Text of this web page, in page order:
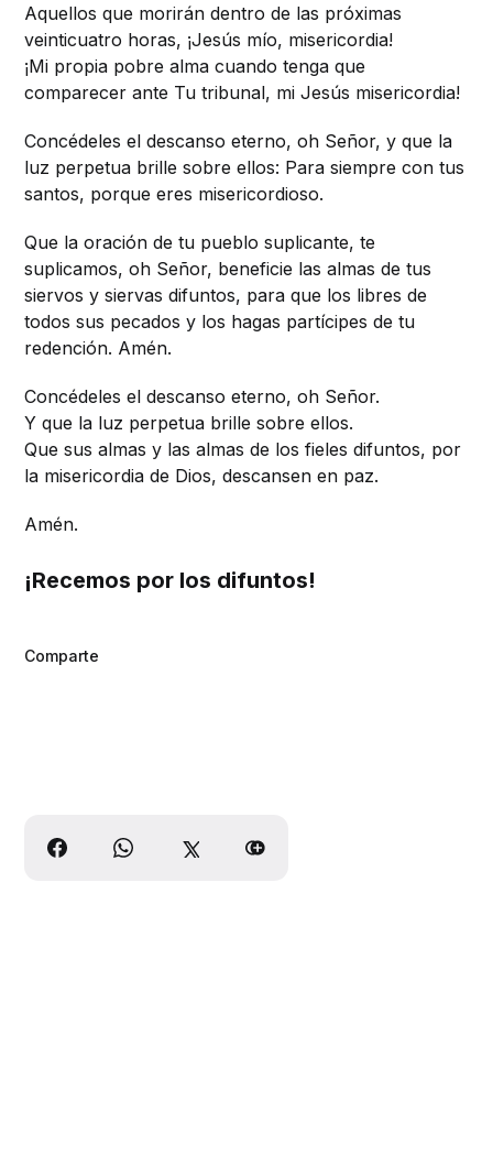
Aquellos que morirán dentro de las próximas
veinticuatro horas, ¡Jesús mío, misericordia!
¡Mi propia pobre alma cuando tenga que
comparecer ante Tu tribunal, mi Jesús misericordia!
Concédeles el descanso eterno, oh Señor, y que la
luz perpetua brille sobre ellos: Para siempre con tus
santos, porque eres misericordioso.
Que la oración de tu pueblo suplicante, te
suplicamos, oh Señor, beneficie las almas de tus
siervos y siervas difuntos, para que los libres de
todos sus pecados y los hagas partícipes de tu
redención. Amén.
Concédeles el descanso eterno, oh Señor.
Y que la luz perpetua brille sobre ellos.
Que sus almas y las almas de los fieles difuntos, por
la misericordia de Dios, descansen en paz.
Amén.
¡Recemos por los difuntos!
Comparte